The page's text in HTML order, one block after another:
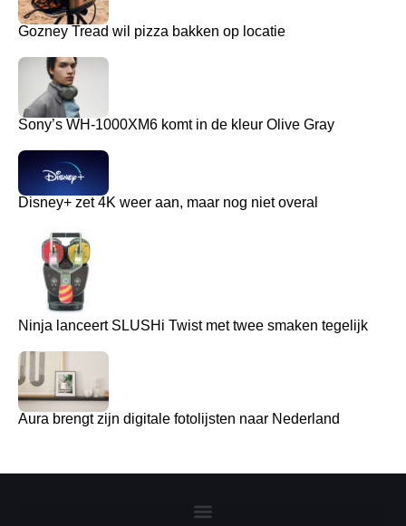
Gozney Tread wil pizza bakken op locatie
Sony’s WH-1000XM6 komt in de kleur Olive Gray
Disney+ zet 4K weer aan, maar nog niet overal
Ninja lanceert SLUSHi Twist met twee smaken tegelijk
Aura brengt zijn digitale fotolijsten naar Nederland